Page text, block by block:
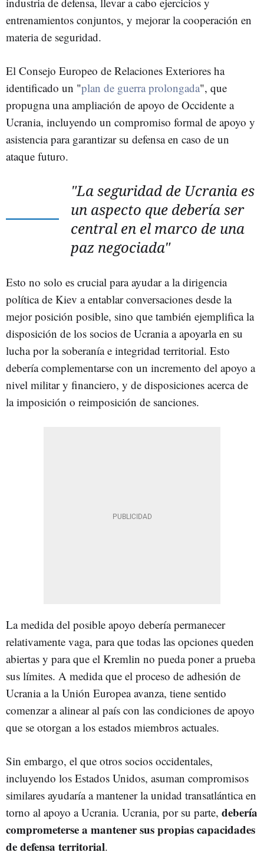
entrenamientos conjuntos, y mejorar la cooperación en
materia de seguridad.
El Consejo Europeo de Relaciones Exteriores ha
identificado un "plan de guerra prolongada", que
propugna una ampliación de apoyo de Occidente a
Ucrania, incluyendo un compromiso formal de apoyo y
asistencia para garantizar su defensa en caso de un
ataque futuro.
"La seguridad de Ucrania es
un aspecto que debería ser
central en el marco de una
paz negociada"
Esto no solo es crucial para ayudar a la dirigencia
política de Kiev a entablar conversaciones desde la
mejor posición posible, sino que también ejemplifica la
disposición de los socios de Ucrania a apoyarla en su
lucha por la soberanía e integridad territorial. Esto
debería complementarse con un incremento del apoyo a
nivel militar y financiero, y de disposiciones acerca de
la imposición o reimposición de sanciones.
La medida del posible apoyo debería permanecer
relativamente vaga, para que todas las opciones queden
abiertas y para que el Kremlin no pueda poner a prueba
sus límites. A medida que el proceso de adhesión de
Ucrania a la Unión Europea avanza, tiene sentido
comenzar a alinear al país con las condiciones de apoyo
que se otorgan a los estados miembros actuales.
Sin embargo, el que otros socios occidentales,
incluyendo los Estados Unidos, asuman compromisos
similares ayudaría a mantener la unidad transatlántica en
torno al apoyo a Ucrania. Ucrania, por su parte, debería
comprometerse a mantener sus propias capacidades
de defensa territorial.